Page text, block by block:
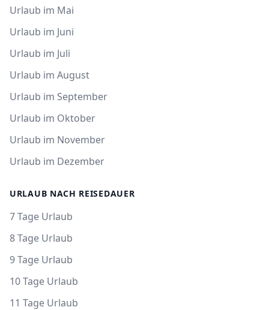
Urlaub im Mai
Urlaub im Juni
Urlaub im Juli
Urlaub im August
Urlaub im September
Urlaub im Oktober
Urlaub im November
Urlaub im Dezember
URLAUB NACH REISEDAUER
7 Tage Urlaub
8 Tage Urlaub
9 Tage Urlaub
10 Tage Urlaub
11 Tage Urlaub